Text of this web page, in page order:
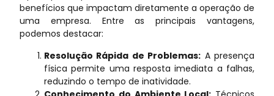
benefícios que impactam diretamente a operação de
uma empresa. Entre as principais vantagens,
podemos destacar:
Resolução Rápida de Problemas: A presença
física permite uma resposta imediata a falhas,
reduzindo o tempo de inatividade.